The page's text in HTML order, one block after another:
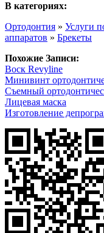
В категориях:
Ортодонтия » Услуги
аппаратов » Брекеты
Похожие Записи:
Воск Revyline
Минивинт
Съемный
Лицевая маска
Изготовление